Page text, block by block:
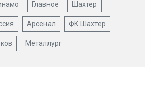
Главное Шахтер
Арсенал ФК Шахтер
Металлург